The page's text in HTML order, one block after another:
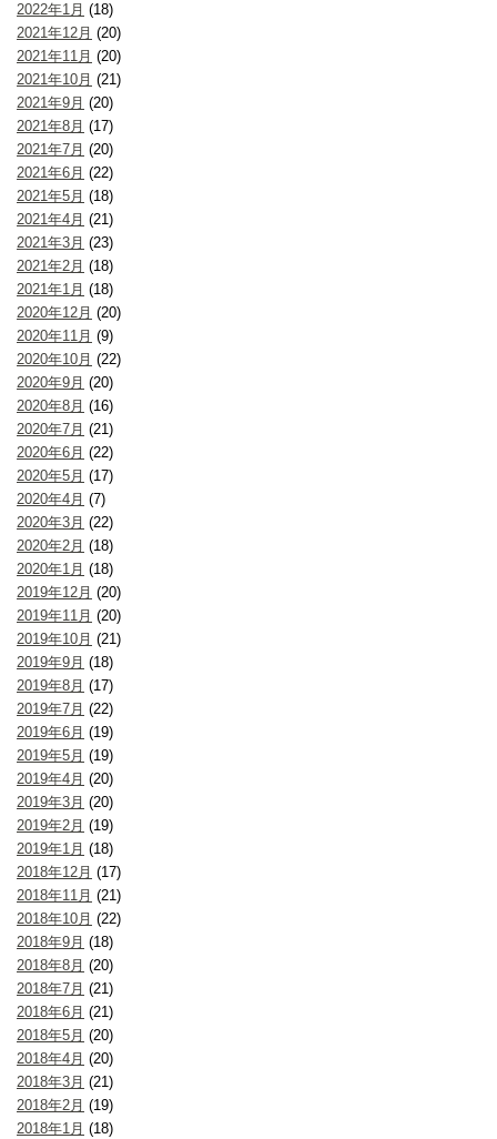
2022年1月 (18)
2021年12月 (20)
2021年11月 (20)
2021年10月 (21)
2021年9月 (20)
2021年8月 (17)
2021年7月 (20)
2021年6月 (22)
2021年5月 (18)
2021年4月 (21)
2021年3月 (23)
2021年2月 (18)
2021年1月 (18)
2020年12月 (20)
2020年11月 (9)
2020年10月 (22)
2020年9月 (20)
2020年8月 (16)
2020年7月 (21)
2020年6月 (22)
2020年5月 (17)
2020年4月 (7)
2020年3月 (22)
2020年2月 (18)
2020年1月 (18)
2019年12月 (20)
2019年11月 (20)
2019年10月 (21)
2019年9月 (18)
2019年8月 (17)
2019年7月 (22)
2019年6月 (19)
2019年5月 (19)
2019年4月 (20)
2019年3月 (20)
2019年2月 (19)
2019年1月 (18)
2018年12月 (17)
2018年11月 (21)
2018年10月 (22)
2018年9月 (18)
2018年8月 (20)
2018年7月 (21)
2018年6月 (21)
2018年5月 (20)
2018年4月 (20)
2018年3月 (21)
2018年2月 (19)
2018年1月 (18)